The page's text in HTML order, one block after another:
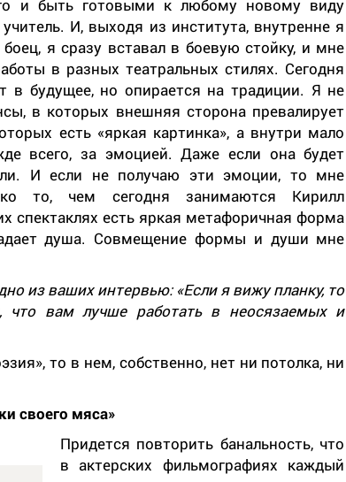
и быть готовыми к любому новому виду
И, выходя из института, внутренне я
я сразу вставал в боевую стойку, и мне
в разных театральных стилях. Сегодня
в будущее, но опирается на традиции. Я не
в которых внешняя сторона превалирует
есть «яркая картинка», а внутри мало
всего, за эмоцией. Даже если она будет
И если не получаю эти эмоции, то мне
то, чем сегодня занимаются Кирилл
спектаклях есть яркая метафоричная форма
душа. Совмещение формы и души мне
из ваших интервью: «Если я вижу планку, то
что вам лучше работать в неосязаемых и
то в нем, собственно, нет ни потолка, ни
своего мяса»
Придется повторить банальность, что
в актерских фильмографиях каждый